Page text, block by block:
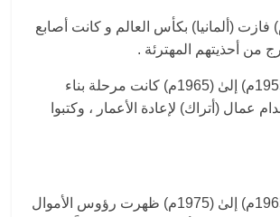
العام (1954م) فازت (ألمانيا) بكأس العالم و كانت أصابع
من أحذيتهم المهترئة .
الفترة من عام (1955م) إلىٰ (1965م) كانت مرحلة بناء
عمال (أتراك) لإعادة الأعمار ، وكتبوا
الفترة من عام (1965م) إلىٰ (1975م) ظهرت رؤوس الأموال